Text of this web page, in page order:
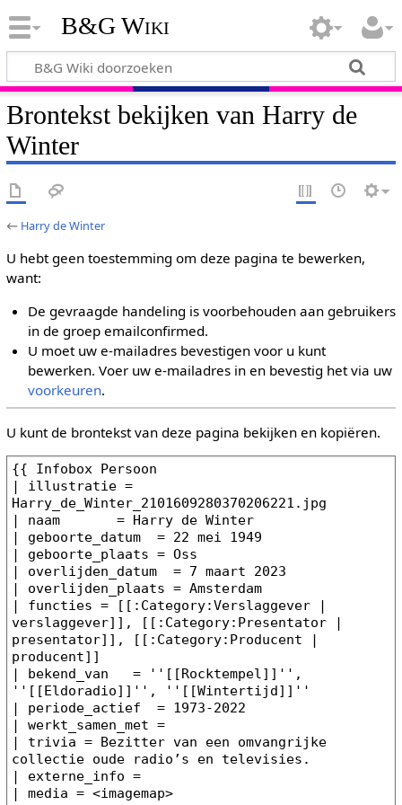
B&G Wiki
Brontekst bekijken van Harry de
Winter
← Harry de Winter
U hebt geen toestemming om deze pagina te bewerken,
want:
De gevraagde handeling is voorbehouden aan gebruikers
in de groep emailconfirmed.
U moet uw e-mailadres bevestigen voor u kunt
bewerken. Voer uw e-mailadres in en bevestig het via uw
voorkeuren.
U kunt de brontekst van deze pagina bekijken en kopiëren.